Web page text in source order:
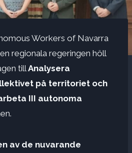
Workers of Navarra
regionala regeringen höll
till Analysera
på territoriet och
III autonoma
av de nuvarande